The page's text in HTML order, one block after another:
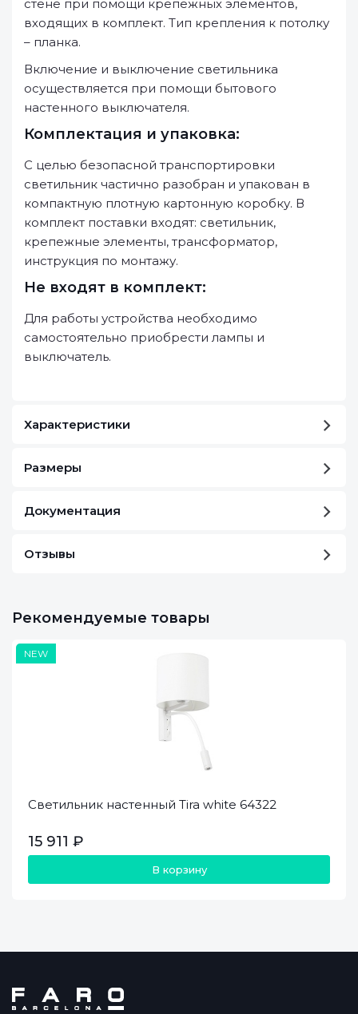
стене при помощи крепежных элементов,
входящих в комплект. Тип крепления к потолку
– планка.
Включение и выключение светильника
осуществляется при помощи бытового
настенного выключателя.
Комплектация и упаковка:
С целью безопасной транспортировки
светильник частично разобран и упакован в
компактную плотную картонную коробку. В
комплект поставки входят: светильник,
крепежные элементы, трансформатор,
инструкция по монтажу.
Не входят в комплект:
Для работы устройства необходимо
самостоятельно приобрести лампы и
выключатель.
Характеристики
Размеры
Документация
Отзывы
Рекомендуемые товары
NEW
Светильник настенный Tira white 64322
15 911 ₽
В корзину